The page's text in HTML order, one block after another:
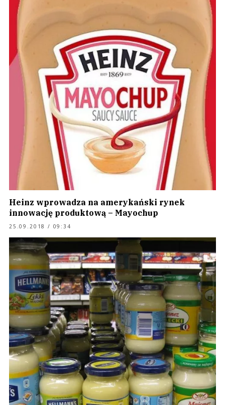
Heinz wprowadza na amerykański rynek
innowację produktową – Mayochup
25.09.2018 / 09:34